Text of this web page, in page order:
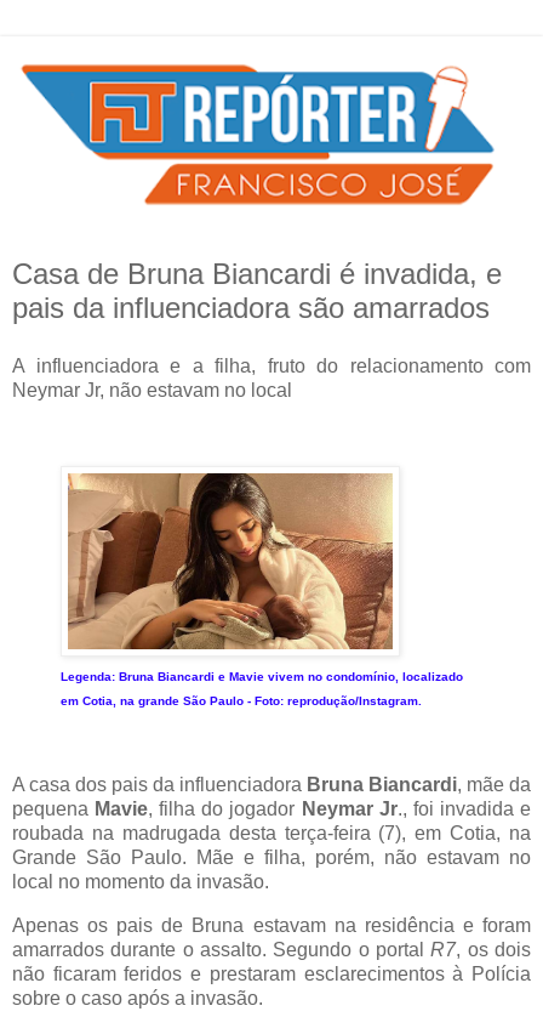
Casa de Bruna Biancardi é invadida, e
pais da influenciadora são amarrados
A influenciadora e a filha, fruto do relacionamento com
Neymar Jr, não estavam no local
Legenda: Bruna Biancardi e Mavie vivem no condomínio, localizado
em Cotia, na grande São Paulo - Foto: reprodução/Instagram.
A casa dos pais da influenciadora Bruna Biancardi, mãe da
pequena Mavie, filha do jogador Neymar Jr., foi invadida e
roubada na madrugada desta terça-feira (7), em Cotia, na
Grande São Paulo. Mãe e filha, porém, não estavam no
local no momento da invasão.
Apenas os pais de Bruna estavam na residência e foram
amarrados durante o assalto. Segundo o portalR7, os dois
não ficaram feridos e prestaram esclarecimentos à Polícia
sobre o caso após a invasão.